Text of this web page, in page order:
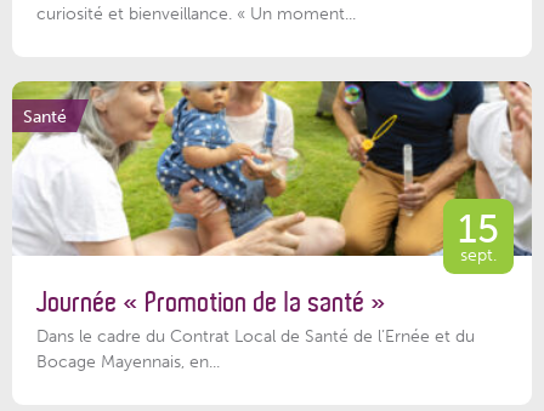
curiosité et bienveillance. « Un moment...
Santé
15
sept.
Journée « Promotion de la santé »
Dans le cadre du Contrat Local de Santé de l’Ernée et du
Bocage Mayennais, en...